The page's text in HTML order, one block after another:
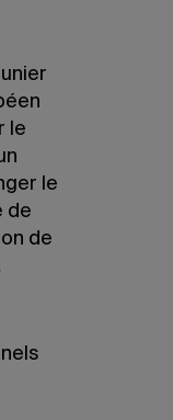
le
le
de
de